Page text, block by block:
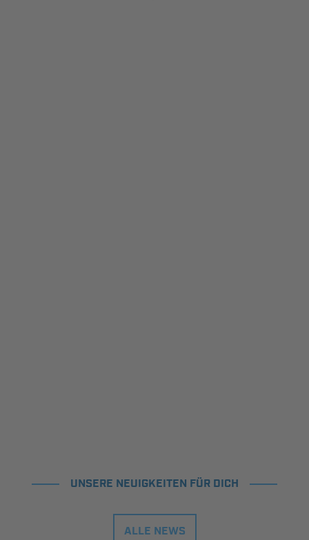
UNSERE NEUIGKEITEN FÜR DICH
ALLE NEWS